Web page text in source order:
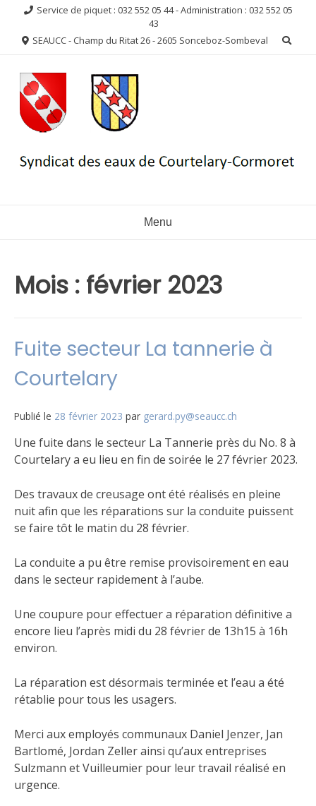
contenu
Service de piquet : 032 552 05 44 - Administration : 032 552 05
43
SEAUCC - Champ du Ritat 26 - 2605 Sonceboz-Sombeval
Menu
Mois : février 2023
Fuite secteur La tannerie à
Courtelary
Publié le 28 février 2023 par gerard.py@seaucc.ch
Une fuite dans le secteur La Tannerie près du No. 8 à
Courtelary a eu lieu en fin de soirée le 27 février 2023.
Des travaux de creusage ont été réalisés en pleine
nuit afin que les réparations sur la conduite puissent
se faire tôt le matin du 28 février.
La conduite a pu être remise provisoirement en eau
dans le secteur rapidement à l’aube.
Une coupure pour effectuer a réparation définitive a
encore lieu l’après midi du 28 février de 13h15 à 16h
environ.
La réparation est désormais terminée et l’eau a été
rétablie pour tous les usagers.
Merci aux employés communaux Daniel Jenzer, Jan
Bartlomé, Jordan Zeller ainsi qu’aux entreprises
Sulzmann et Vuilleumier pour leur travail réalisé en
urgence.